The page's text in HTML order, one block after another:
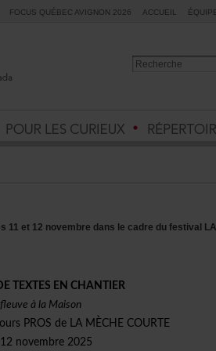
FOCUSQUÉBECAVIGNON2026 ACCUEIL